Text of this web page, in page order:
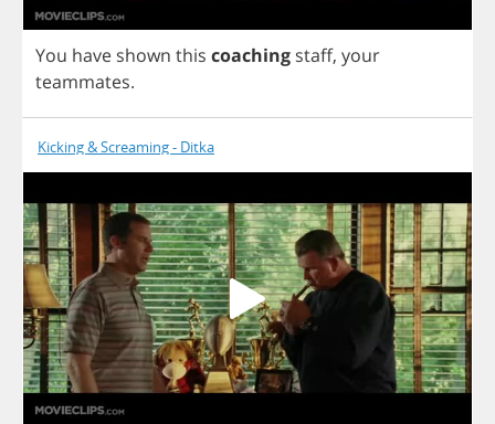
You have shown this coaching staff, your
teammates.
Kicking & Screaming - Ditka